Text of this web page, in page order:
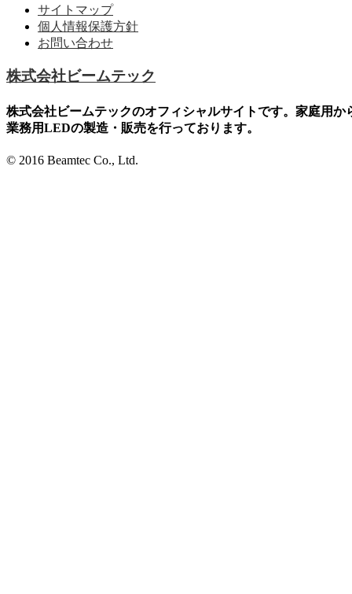
サイトマップ
個人情報保護方針
お問い合わせ
株式会社ビームテック
株式会社ビームテックのオフィシャルサイトです。家庭用か
業務用LEDの製造・販売を行っております。
© 2016 Beamtec Co., Ltd.